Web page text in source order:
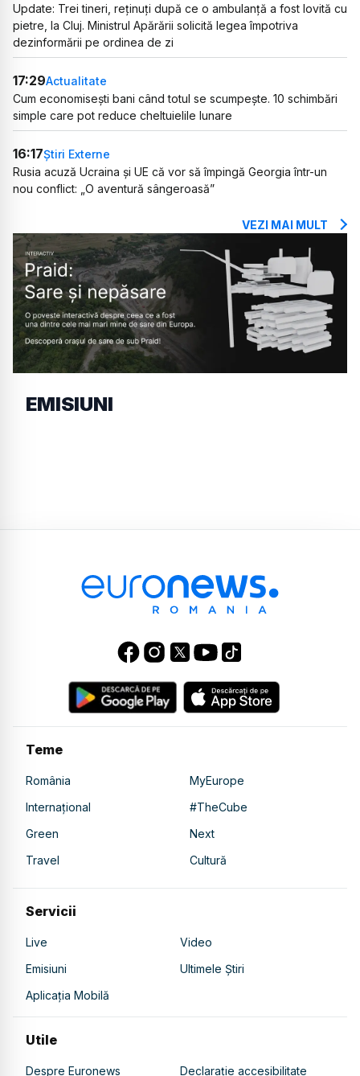
Update: Trei tineri, reținuți după ce o ambulanță a fost lovită cu
pietre, la Cluj. Ministrul Apărării solicită legea împotriva
dezinformării pe ordinea de zi
17:29Actualitate
Cum economisești bani când totul se scumpește. 10 schimbări
simple care pot reduce cheltuielile lunare
16:17Știri Externe
Rusia acuză Ucraina și UE că vor să împingă Georgia într-un
nou conflict: „O aventură sângeroasă”
VEZI MAI MULT
EMISIUNI
Teme
România
MyEurope
Internațional
#TheCube
Green
Next
Travel
Cultură
Servicii
Live
Video
Emisiuni
Ultimele Știri
Aplicația Mobilă
Utile
Despre Euronews Declarație accesibilitate